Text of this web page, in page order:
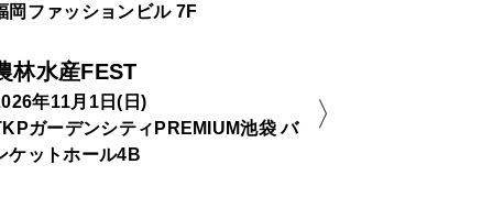
岡ファッションビル 7F
林水産FEST
年11月1日(日)
ガーデンシティPREMIUM池袋 バ
ケットホール4B